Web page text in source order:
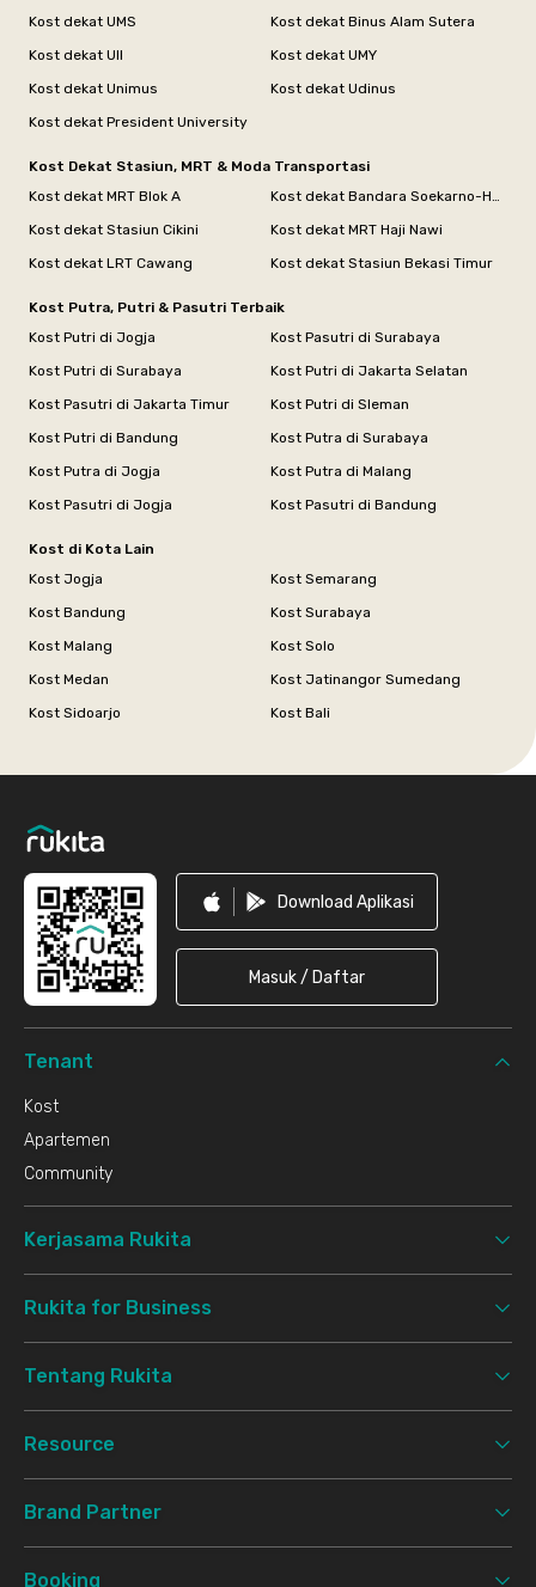
Kost dekat UMS
Kost dekat Binus Alam Sutera
Kost dekat UII
Kost dekat UMY
Kost dekat Unimus
Kost dekat Udinus
Kost dekat President University
Kost Dekat Stasiun, MRT & Moda Transportasi
Kost dekat MRT Blok A
Kost dekat Bandara Soekarno-Hatta
Kost dekat Stasiun Cikini
Kost dekat MRT Haji Nawi
Kost dekat LRT Cawang
Kost dekat Stasiun Bekasi Timur
Kost Putra, Putri & Pasutri Terbaik
Kost Putri di Jogja
Kost Pasutri di Surabaya
Kost Putri di Surabaya
Kost Putri di Jakarta Selatan
Kost Pasutri di Jakarta Timur
Kost Putri di Sleman
Kost Putri di Bandung
Kost Putra di Surabaya
Kost Putra di Jogja
Kost Putra di Malang
Kost Pasutri di Jogja
Kost Pasutri di Bandung
Kost di Kota Lain
Kost Jogja
Kost Semarang
Kost Bandung
Kost Surabaya
Kost Malang
Kost Solo
Kost Medan
Kost Jatinangor Sumedang
Kost Sidoarjo
Kost Bali
Download Aplikasi
Masuk / Daftar
Tenant
Kost
Apartemen
Community
Kerjasama Rukita
Rukita for Business
Tentang Rukita
Resource
Brand Partner
Booking